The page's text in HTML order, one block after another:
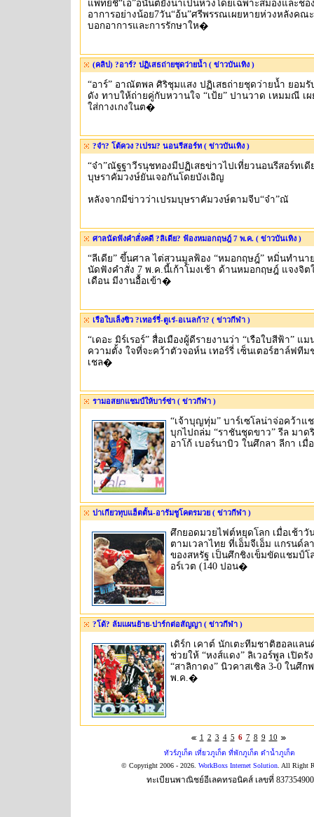
แพทย์ชี้“เอ”อนันต์ยังน่าเป็นห่วงโดยเฉพาะสมองและช่
อาการอย่างน้อย7วัน“อ้น”ศรีพรรณเผยหายห่วงหลังคณ
บอกอาการและการรักษาให�
(คลิป) ?อาร์? ปฏิเสธถ่ายชุดว่ายน้ำ ( ข่าวบันเทิง )
“อาร์” อาณัตพล ศิริชุมแสง ปฏิเสธถ่ายชุดว่ายน้ำ ยอม
ดัง ทาบให้ถ่ายคู่กับหวานใจ “เป้ย” ปานวาด เหมมณี เ
ใส่กางเกงในต�
?จ๋า? โต้ควง ?เปรม? นอนรีสอร์ท ( ข่าวบันเทิง )
“จ๋า”ณัฐฐาวีรนุชทองมีปฏิเสธข่าวไปเที่ยวนอนรีสอร์ทเดี
บุษราคัมวงษ์ยันเจอกันโดยบังเอิญ
หลังจากมีข่าวว่าเปรมบุษราคัมวงษ์ตามจีบ“จ๋า”ณั
ศาลนัดฟังคำสั่งคดี ?ลิเดีย? ฟ้องหมอกฤษฎ์ 7 พ.ค. ( ข่าวบันเทิง )
“ลีเดีย” ขึ้นศาล ไต่สวนมูลฟ้อง “หมอกฤษฎ์” หมิ่นทำนา
นัดฟังคำสั่ง 7 พ.ค.นี้เก้าโมงเช้า ด้านหมอกฤษฎ์ แจงจิ
เดือน มีงานอื้อเข้า�
เรือใบเล็งซิว ?เทอร์รี่-ตูเร่-อเนลก้า? ( ข่าวกีฬา )
“เดอะ มิร์เรอร์” สื่อเมืองผู้ดีรายงานว่า “เรือใบสีฟ้า” แ
ความตั้ง ใจที่จะคว้าตัวจอห์น เทอร์รี่ เซ็นเตอร์ฮาล์ฟทีม
เชล�
รามอสยกแชมป์ให้บาร์ซ่า ( ข่าวกีฬา )
“เจ้าบุญทุ่ม” บาร์เซโลน่าจ่อคว้าแ
บุกไปถล่ม “ราชันชุดขาว” รีล มาด
อาโก้ เบอร์นาบิว ในศึกลา ลีกา เ
ปาเกียวทุบแฮ็ตตั้น-อารัมชูโคตรมวย ( ข่าวกีฬา )
ศึกยอดมวยไฟต์หยุดโลก เมื่อเช้า
ตามเวลาไทย ที่เอ็มจีเอ็ม แกรนด์ล
ของสหรัฐ เป็นศึกชิงเข็มขัดแชมป์โ
อร์เวต (140 ปอน�
?โด้? ล้มแผนย้าย-ปาร์กต่อสัญญา ( ข่าวกีฬา )
เดิร์ก เคาต์ นักเตะทีมชาติฮอลแล
ช่วยให้ “หงส์แดง” ลิเวอร์พูล เปิด
“สาลิกาดง” นิวคาสเซิล 3-0 ในศึก
พ.ค.�
1 2 3 4 5 6 7 8 9 10
ทัวร์ภูเก็ต เที่ยวภูเก็ต ที่พักภูเก็ต ดำน้ำภูเก็ต
© Copyright 2006 - 2026. WorkBoxs Internet Solution. All Right
ทะเบียนพาณิชย์อีเลคทรอนิคส์ เลขที่